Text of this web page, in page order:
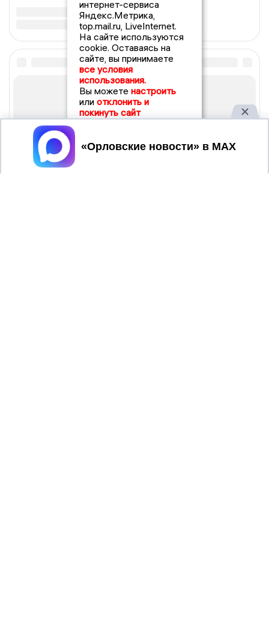
интернет-сервиса
Яндекс.Метрика,
top.mail.ru, LiveInternet.
На сайте используются
cookie. Оставаясь на
сайте, вы принимаете
все условия
использования.
Вы можете настроить
или отклонить и
покинуть сайт
Принять